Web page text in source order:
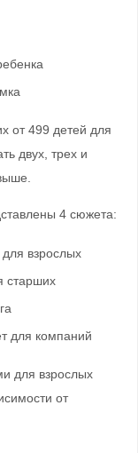
от 499 детей для
двух, трех и
4 сюжета:
взрослых
старших
для компаний
для взрослых
от